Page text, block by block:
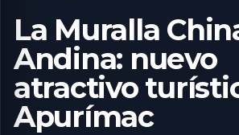
La Muralla
Andina: nuevo
atractivo
Apurímac